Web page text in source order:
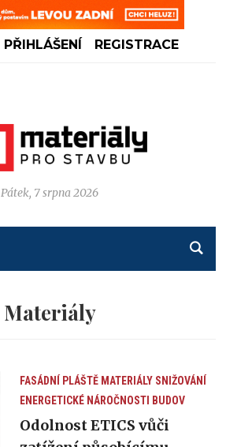
PŘIHLÁŠENÍ REGISTRACE
Pátek, 7 srpna 2026
Materiály
FASÁDNÍ PLÁŠTĚ MATERIÁLY SNIŽOVÁNÍ
ENERGETICKÉ NÁROČNOSTI BUDOV
Odolnost ETICS vůči